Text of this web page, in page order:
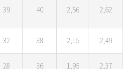
39 40 2,56 2,62
32 38 2,15 2,49
28 36 1,95 2,37